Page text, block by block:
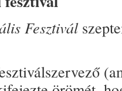
Fesztivál